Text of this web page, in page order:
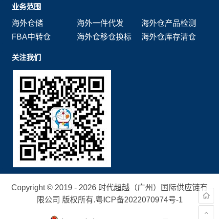
业务范围
海外仓储
海外一件代发
海外仓产品检测
FBA中转仓
海外仓移仓换标 海外仓库存清仓
关注我们
Copyright © 2019 - 2026 时代超越（广州）国际供应链有
限公司 版权所有.粤ICP备2022070974号-1